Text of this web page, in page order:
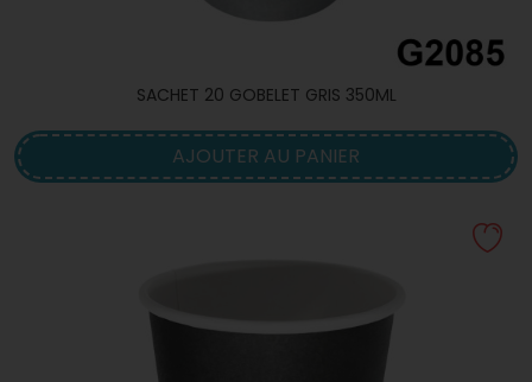
SACHET 20 GOBELET GRIS 350ML
AJOUTER AU PANIER